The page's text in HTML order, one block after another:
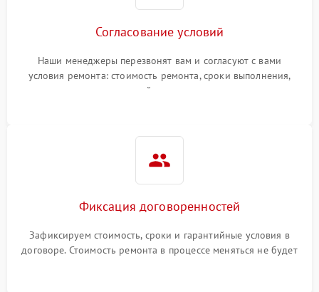
Согласование условий
Наши менеджеры перезвонят вам и согласуют с вами
условия ремонта: стоимость ремонта, сроки выполнения,
гарантийные условия
Фиксация договоренностей
Зафиксируем стоимость, сроки и гарантийные условия в
договоре. Стоимость ремонта в процессе меняться не будет